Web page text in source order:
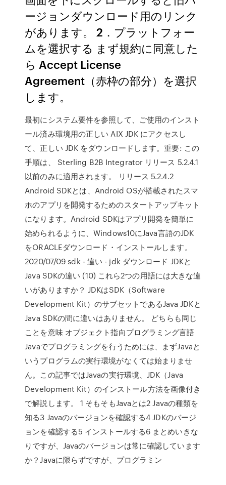
ージョンダウンロード用のリンク
があります。 2．プラットフォー
ムを選択する まず規約に同意した
ら Accept License
Agreement（赤枠の部分）を選択
します。
最初にシステム要件を参照して、ご使用のインスト
ール済み環境用の正しい AIX JDK にアクセスし
て、正しい JDK をダウンロードします。重要: この
手順は、 Sterling B2B Integrator リリース 5.2.4.1
以前のみに適用されます。 リリース 5.2.4.2
Android SDKとは、Android OSが搭載されたスマ
ホのアプリを開発するためのスタートアップキット
になります。Android SDKはアプリ開発を簡単に
始められるように、Windows10にJava言語のJDK
をORACLEダウンロード・インストールします。
2020/07/09 sdk - 違い - jdk ダウンロード JDKと
Java SDKの違い (10) これら2つの用語には大きな違
いがありますか？ JDKはSDK（Software
Development Kit）のサブセットであるJava JDKと
Java SDKの間に違いはありません。 どちらも同じ
ことを意味 オブジェクト指向プログラミング言語
Javaでプログラミングを行うためには、まずJavaと
いうプログラムの実行環境がなくては始まりませ
ん。この記事ではJavaの実行環境、JDK（Java
Development Kit）のインストール方法を画像付き
で解説します。 1 そもそもJavaとは2 Javaの種類を
知る3 Javaのバージョンを確認する4 JDKのバージ
ョンを確認する5 インストールする6 まとめいきな
りですが、Javaのバージョンは常に確認しています
か？Javaに限らずですが、プログラミン